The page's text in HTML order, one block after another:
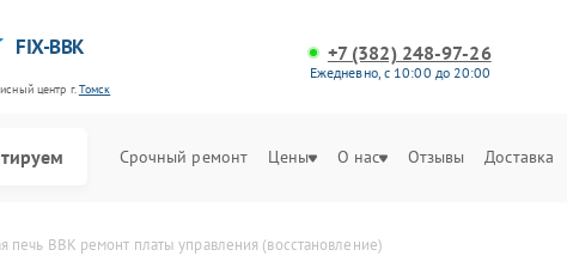
FIX-BBK
центр г.Томск
+7 (382) 248-97-26
Ежедневно, с 10:00 до 20:00
Срочный ремонт Цены О нас Отзывы Доставка
печь BBK ремонт платы управления (восстановление)